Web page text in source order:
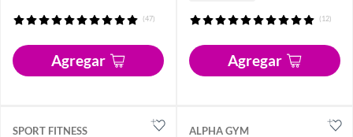
(47)
Agregar
(12)
Agregar
SPORT FITNESS ALPHA GYM